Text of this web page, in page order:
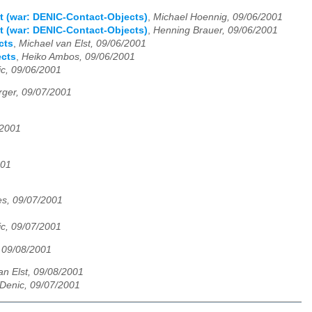
(war: DENIC-Contact-Objects) Michael Hoennig, 09/06/2001
(war: DENIC-Contact-Objects) Henning Brauer, 09/06/2001
Michael van Elst, 09/06/2001
Heiko Ambos, 09/06/2001
09/06/2001
09/07/2001
09/07/2001
09/07/2001
08/2001
Elst, 09/08/2001
09/07/2001